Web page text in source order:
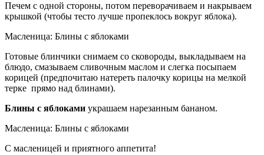
Печем с одной стороны, потом переворачиваем и накрываем
крышкой (чтобы тесто лучше пропеклось вокруг яблока).
Масленица: Блины с яблоками
Готовые блинчики снимаем со сковороды, выкладываем на
блюдо, смазываем сливочным маслом и слегка посыпаем
корицей (предпочитаю натереть палочку корицы на мелкой
терке прямо над блинами).
Блины с яблоками украшаем нарезанным бананом.
Масленица: Блины с яблоками
С масленицей и приятного аппетита!